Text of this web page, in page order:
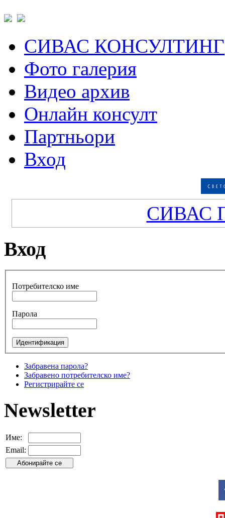
СИВАС КОНСУЛТИНГ
Фото галерия
Видео архив
Онлайн консулт
Партньори
Вход
СИВАС
Вход
Потребителско име
Парола
Забравена парола?
Забравено потребителско име?
Регистрирайте се
Newsletter
Име:
Email: